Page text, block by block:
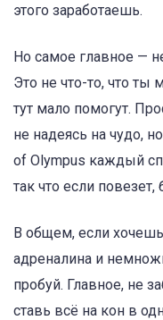
этого заработаешь.
Но самое главное —
Это не что-то, что ты
тут мало помогут.
не надеясь на чудо,
of Olympus каждый
так что если повезет,
В общем, если
адреналина и
пробуй. Главное, не
ставь всё на кон в